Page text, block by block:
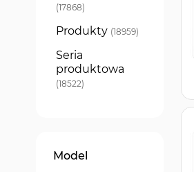
17868
produkty
Produkty 18959
produkty
Seria
produktowa
18522
produkty
Model